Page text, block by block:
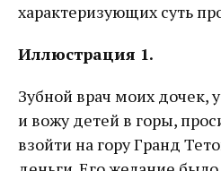
характеризующих суть
Иллюстрация 1.
Зубной врач моих дочек,
и вожу детей в горы,
взойти на гору Гранд